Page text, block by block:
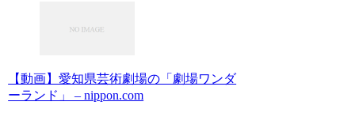
【動画】愛知県芸術劇場の「劇場ワンダ
ーランド」 – nippon.com